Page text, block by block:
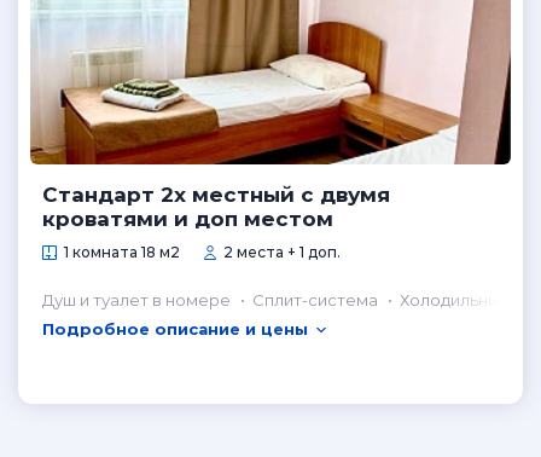
Cтандарт 2х местный с двумя
кроватями и доп местом
1 комната 18 м2 2 места + 1 доп.
Душ и туалет в номере Сплит-система
Холодильник в
Подробное описание и цены